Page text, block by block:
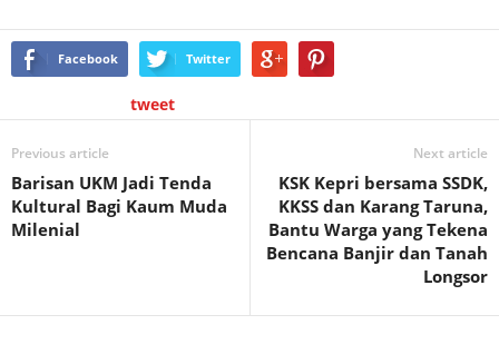
Facebook Twitter
tweet
Previous article
Barisan UKM Jadi Tenda
Kultural Bagi Kaum Muda
Milenial
Next article
KSK Kepri bersama SSDK,
KKSS dan Karang Taruna,
Bantu Warga yang Tekena
Bencana Banjir dan Tanah
Longsor